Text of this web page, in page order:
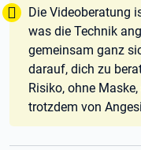
Tipp:
Die Videoberatung
was die Technik
gemeinsam ganz
darauf, dich zu
Risiko, ohne
trotzdem von